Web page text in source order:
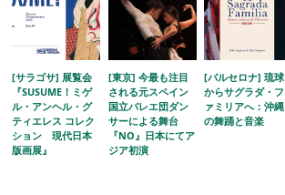
[サラゴサ] 展覧会
『SUSUME！ミゲ
ル・アンヘル・グ
ティエレス コレク
ション 現代日本
版画展』
[東京] 今最も注目
される元スペイン
国立バレエ団ダン
サーによる舞台
『NO』日本にてア
ジア初演
[バルセロナ] 琉球
からサグラダ・フ
ァミリアへ：沖縄
の舞踊と音楽